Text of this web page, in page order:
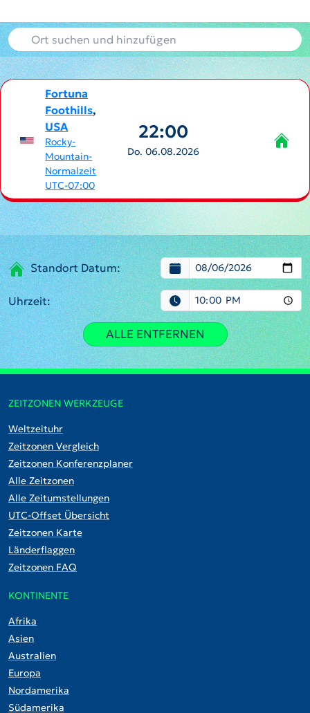
Fortuna
Foothills,
USA
Rocky-
Mountain-
Normalzeit
UTC-07:00
22:00
Do. 06.08.2026
Standort Datum:
Uhrzeit:
ALLE ENTFERNEN
ZEITZONEN WERKZEUGE
Weltzeituhr
Zeitzonen Vergleich
Zeitzonen Konferenzplaner
Alle Zeitzonen
Alle Zeitumstellungen
UTC-Offset Übersicht
Zeitzonen Karte
Länderflaggen
Zeitzonen FAQ
KONTINENTE
Afrika
Asien
Australien
Europa
Nordamerika
Südamerika